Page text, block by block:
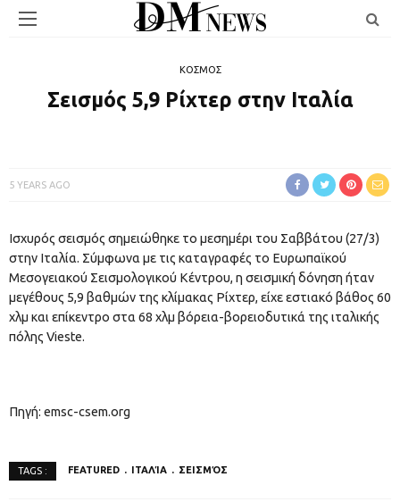
ΚΟΣΜΟΣ
Σεισμός 5,9 Ρίχτερ στην Ιταλία
5 YEARS AGO
Ισχυρός σεισμός σημειώθηκε το μεσημέρι του Σαββάτου (27/3)
στην Ιταλία. Σύμφωνα με τις καταγραφές το Ευρωπαϊκού
Μεσογειακού Σεισμολογικού Κέντρου, η σεισμική δόνηση ήταν
μεγέθους 5,9 βαθμών της κλίμακας Ρίχτερ, είχε εστιακό βάθος 60
χλμ και επίκεντρο στα 68 χλμ βόρεια-βορειοδυτικά της ιταλικής
πόλης Vieste.
Πηγή: emsc-csem.org
TAGS : FEATURED ΙΤΑΛΊΑ ΣΕΙΣΜΌΣ